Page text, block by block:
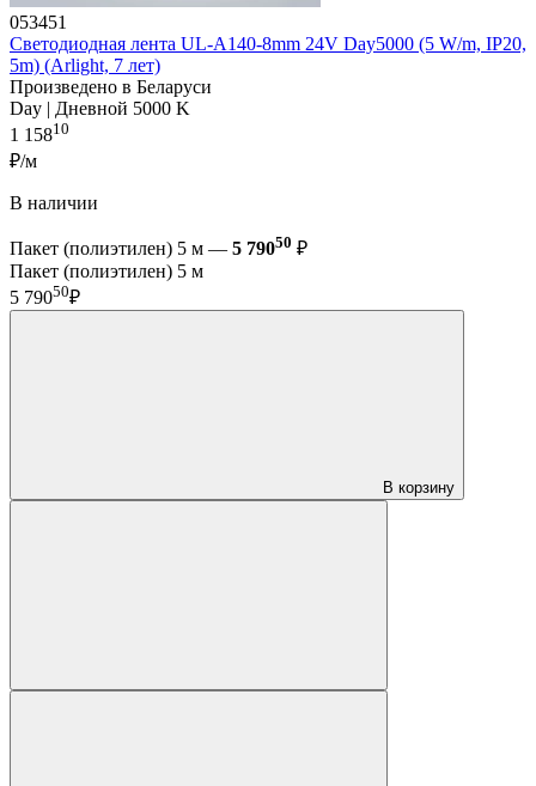
053451
Светодиодная лента UL-A140-8mm 24V Day5000 (5 W/m, IP20,
5m) (Arlight, 7 лет)
Произведено в Беларуси
Day | Дневной 5000 K
1 15810
₽/м
В наличии
Пакет (полиэтилен) 5 м — 5 79050 ₽
Пакет (полиэтилен) 5 м
5 79050₽
В корзину